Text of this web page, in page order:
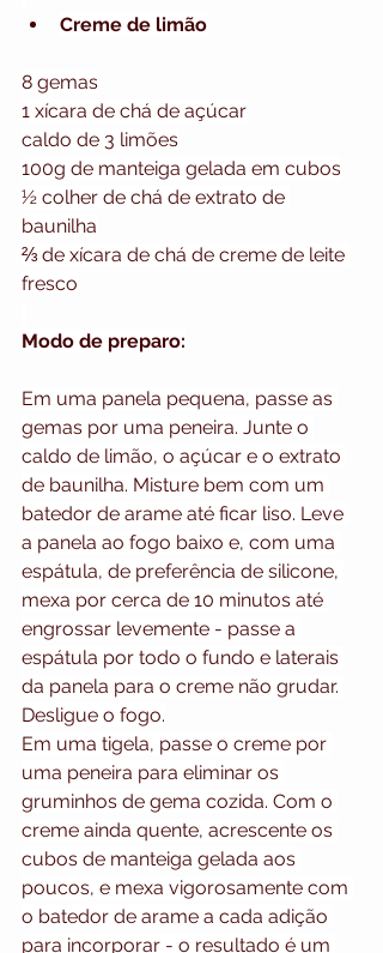
Creme de limão
8 gemas
1 xícara de chá de açúcar
caldo de 3 limões
100g de manteiga gelada em cubos
½ colher de chá de extrato de
baunilha
⅔ de xícara de chá de creme de leite
fresco
Modo de preparo:
Em uma panela pequena, passe as
gemas por uma peneira. Junte o
caldo de limão, o açúcar e o extrato
de baunilha. Misture bem com um
batedor de arame até ficar liso. Leve
a panela ao fogo baixo e, com uma
espátula, de preferência de silicone,
mexa por cerca de 10 minutos até
engrossar levemente - passe a
espátula por todo o fundo e laterais
da panela para o creme não grudar.
Desligue o fogo.
Em uma tigela, passe o creme por
uma peneira para eliminar os
gruminhos de gema cozida. Com o
creme ainda quente, acrescente os
cubos de manteiga gelada aos
poucos, e mexa vigorosamente com
o batedor de arame a cada adição
para incorporar - o resultado é um